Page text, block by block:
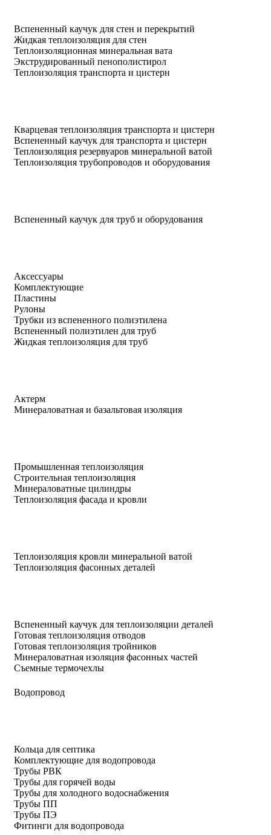
Вспененный каучук для стен и перекрытий
Жидкая теплоизоляция для стен
Теплоизоляционная минеральная вата
Экструдированный пенополистирол
Теплоизоляция транспорта и цистерн
Кварцевая теплоизоляция транспорта и цистерн
Вспененный каучук для транспорта и цистерн
Теплоизоляция резервуаров минеральной ватой
Теплоизоляция трубопроводов и оборудования
Вспененный каучук для труб и оборудования
Аксессуары
Комплектующие
Пластины
Рулоны
Трубки из вспененного полиэтилена
Вспененный полиэтилен для труб
Жидкая теплоизоляция для труб
Актерм
Минераловатная и базальтовая изоляция
Промышленная теплоизоляция
Строительная теплоизоляция
Минераловатные цилиндры
Теплоизоляция фасада и кровли
Теплоизоляция кровли минеральной ватой
Теплоизоляция фасонных деталей
Вспененный каучук для теплоизоляции деталей
Готовая теплоизоляция отводов
Готовая теплоизоляция тройников
Минераловатная изоляция фасонных частей
Съемные термочехлы
Водопровод
Кольца для септика
Комплектующие для водопровода
Трубы РВК
Трубы для горячей воды
Трубы для холодного водоснабжения
Трубы ПП
Трубы ПЭ
Фитинги для водопровода